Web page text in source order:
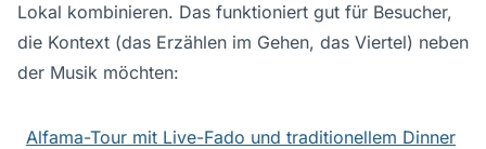
Lokal kombinieren. Das funktioniert gut für Besucher,
die Kontext (das Erzählen im Gehen, das Viertel) neben
der Musik möchten:
Alfama-Tour mit Live-Fado und traditionellem Dinner